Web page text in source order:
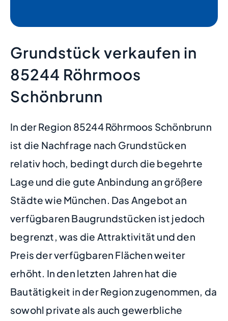
Grundstück verkaufen in
85244 Röhrmoos
Schönbrunn
In der Region 85244 Röhrmoos Schönbrunn
ist die Nachfrage nach Grundstücken
relativ hoch, bedingt durch die begehrte
Lage und die gute Anbindung an größere
Städte wie München. Das Angebot an
verfügbaren Baugrundstücken ist jedoch
begrenzt, was die Attraktivität und den
Preis der verfügbaren Flächen weiter
erhöht. In den letzten Jahren hat die
Bautätigkeit in der Region zugenommen, da
sowohl private als auch gewerbliche